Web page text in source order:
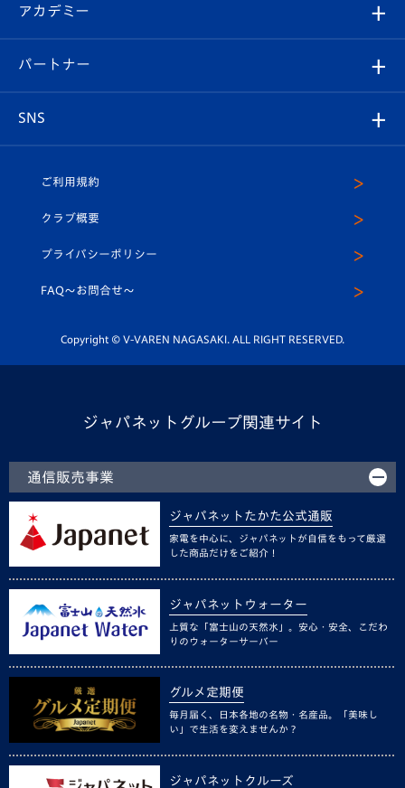
イベント
メディア
ホームタウン
スタッフプロフィール
マスコット紹介
平和祈念活動
ホームタウン活動
ヴィヴィくんの長崎おもてなしガイド
スタジアムグルメ
V-LOVERS（ファンクラブ）
プレイヤーズスイート
オンラインショップ
店舗情報
アカデミー
育成からのお知らせ
U-18
スクール
パートナー
SNS
ヴィヴィくんインスタグラム
公式LINE＠
ご利用規約
クラブ概要
プライバシーポリシー
FAQ〜お問合せ〜
Copyright © V-VAREN NAGASAKI. ALL RIGHT RESERVED.
ジャパネットグループ関連サイト
通信販売事業
ジャパネットたかた公式通販
家電を中心に、ジャパネットが自信をもって厳選
した商品だけをご紹介！
ジャパネットウォーター
上質な「富士山の天然水」。安心・安全、こだわ
りのウォーターサーバー
グルメ定期便
毎月届く、日本各地の名物・名産品。「美味し
い」で生活を変えませんか？
ジャパネットクルーズ